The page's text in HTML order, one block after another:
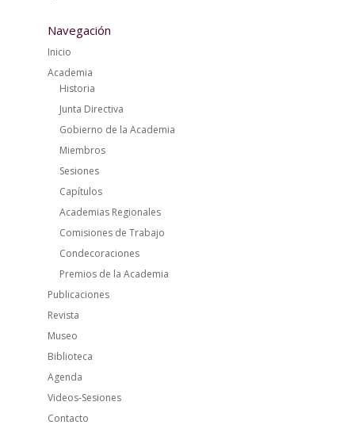
Navegación
Inicio
Academia
Historia
Junta Directiva
Gobierno de la Academia
Miembros
Sesiones
Capítulos
Academias Regionales
Comisiones de Trabajo
Condecoraciones
Premios de la Academia
Publicaciones
Revista
Museo
Biblioteca
Agenda
Videos-Sesiones
Contacto